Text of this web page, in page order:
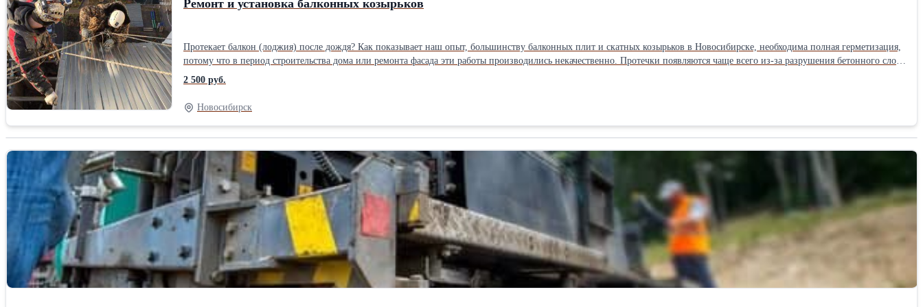
Ремонт и установка балконных козырьков
Протекает балкон (лоджия) после дождя? Как показывает наш опыт, большинству балконных плит и скатных козырьков в Новосибирске, необходима полная герметизация,
потому что в период строительства дома или ремонта фасада эти работы производились некачественно. Протечки появляются чаще всего из-за разрушения бетонного слоя
балконной плиты или в местах примыкания скатного козырька с фасадом дома. Ремонт балкона в этом случае производят с помощью мастик или наплавляемых
материалов. Однако самой надежной защитой станет установка скатного козырька над балконной плитой или поверх имеющейся крыши балкона, с углом более 60 не
позволяющегося скапливаться снегу, гарантируя 100% защиту от внешних воздействий. Компания «Альпа» уж более 12 лет осуществляет ремонт и установку козырьков
над балконом в Новосибирске и ближайших регионах. Мы изготавливаем конструкции из металла, поликарбоната, дерева любого уровня сложности. Наша крыша над
балконом – это отдельная несущая конструкция, смонтирована на деревянном и металлическом каркасе и прикреплена к стене. Благодаря разработанной системе
Дополнительно избавим Вас от следующих проблем в квартире: 1. Ремонт межпанельных швов – избавит от сырости и промерзания углов квартиры; 2. Герметизация
(заделка) оконных швов – избавит от задувания холодного воздуха и эффекта «плача» окон; 3. Утепление стен снаружи – повысит температуру в помещении на 3-4
градуса, с экономит на отоплении и создаст комфортные условия для проживания; 4. Шумоизоляция козырьков балконов – понизит или полностью уберёт шум от дождя и
голубей; 5. Ремонт балконных плит – восстановление бетонного слоя, усиление несущей способности плиты металлическими уголками и оттяжками 6. Закрепление
оторвавшихся ветром листов от крыш балконов. Звони и закажи бесплатно мастера на осмотр и составление сметы. Весь сезон стоимость на монтаж балконных козырьков в
Новосибирске по "замороженным" ценам, «под ключ» входит весь необходимый материал и доставка на объект. Доверьте работу настоящим профессионалам, наши
промышленные альпинисты готовы выехать к вам в любое время. Гарантия на наши работы до трёх лет, расчётный срок службы не менее 30 лет.
2 500 руб.
Новосибирск